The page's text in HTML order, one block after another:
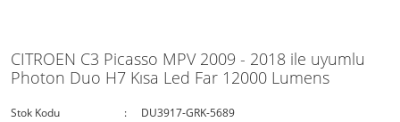
CITROEN C3 Picasso MPV 2009 - 2018 ile uyumlu
Photon Duo H7 Kısa Led Far 12000 Lumens
Stok Kodu
DU3917-GRK-5689